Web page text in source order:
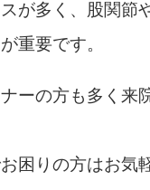
が多く、股関節
重要です。
ーの方も多く来
困りの方はお気